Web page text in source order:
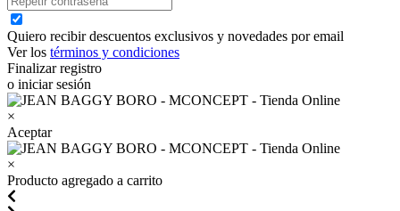
Quiero recibir descuentos exclusivos y novedades por email
Ver los términos y condiciones
Finalizar registro
o iniciar sesión
×
Aceptar
×
Producto agregado a carrito